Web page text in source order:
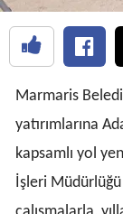
Marmaris
yatırımlarına
kapsamlı yol
İşleri